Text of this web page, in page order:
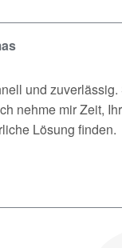
und
nehme mir Zeit,
Lösung finden.